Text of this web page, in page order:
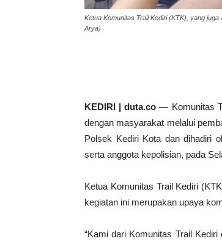
Ketua Komunitas Trail Kediri (KTK), yang
Arya)
KEDIRI | duta.co — Komunitas
dengan masyarakat melalui
Polsek Kediri Kota dan dihadiri
serta anggota kepolisian, pada
Ketua Komunitas Trail Kediri
kegiatan ini merupakan upaya
“Kami dari Komunitas Trail